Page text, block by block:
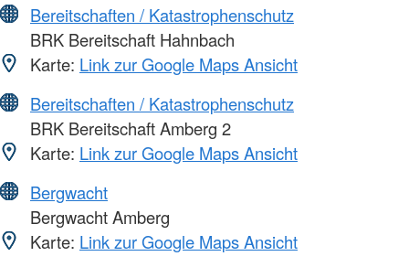
Bereitschaften / Katastrophenschutz
BRK Bereitschaft Hahnbach
Karte: Link zur Google Maps Ansicht
Bereitschaften / Katastrophenschutz
BRK Bereitschaft Amberg 2
Karte: Link zur Google Maps Ansicht
Bergwacht
Bergwacht Amberg
Karte: Link zur Google Maps Ansicht